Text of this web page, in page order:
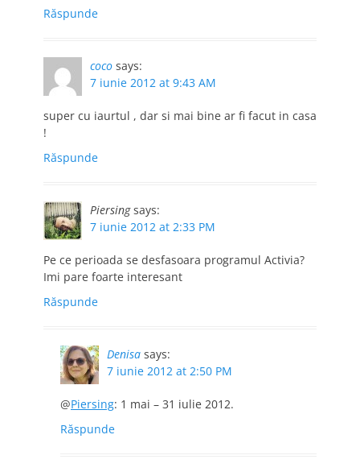
Răspunde
coco says:
7 iunie 2012 at 9:43 AM
super cu iaurtul , dar si mai bine ar fi facut in casa
!
Răspunde
Piersing says:
7 iunie 2012 at 2:33 PM
Pe ce perioada se desfasoara programul Activia?
Imi pare foarte interesant
Răspunde
Denisa says:
7 iunie 2012 at 2:50 PM
@Piersing: 1 mai – 31 iulie 2012.
Răspunde